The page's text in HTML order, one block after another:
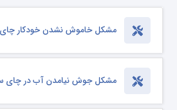
مشکل خاموش نشدن خودکار
مشکل جوش نیامدن آب در چای